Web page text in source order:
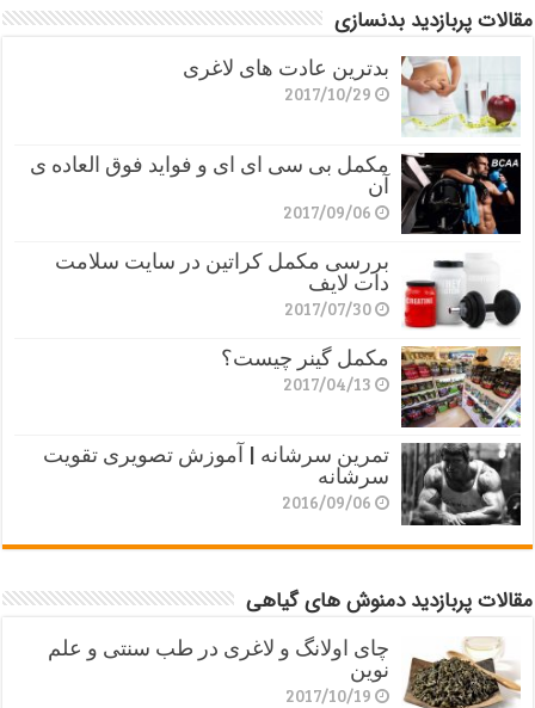
مقالات پربازدید بدنسازی
بدترین عادت های لاغری
2017/10/29
مکمل بی سی ای ای و فواید فوق العاده ی
آن
2017/09/06
بررسی مکمل کراتین در سایت سلامت
دات لایف
2017/07/30
مکمل گینر چیست؟
2017/04/13
تمرین سرشانه | آموزش تصویری تقویت
سرشانه
2016/09/06
مقالات پربازدید دمنوش های گیاهی
چای اولانگ و لاغری در طب سنتی و علم
نوین
2017/10/19